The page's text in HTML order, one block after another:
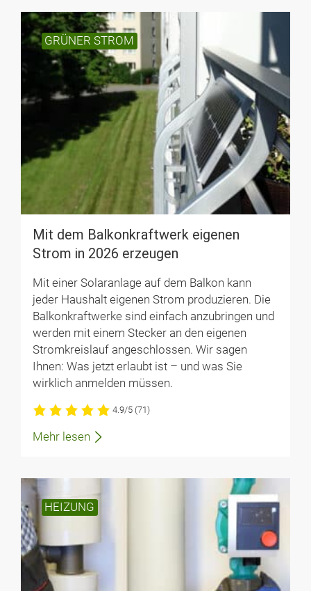
GRÜNER STROM
Mit dem Balkonkraftwerk eigenen
Strom in 2026 erzeugen
Mit einer Solaranlage auf dem Balkon kann
jeder Haushalt eigenen Strom produzieren. Die
Balkonkraftwerke sind einfach anzubringen und
werden mit einem Stecker an den eigenen
Stromkreislauf angeschlossen. Wir sagen
Ihnen: Was jetzt erlaubt ist – und was Sie
wirklich anmelden müssen.
4.9/5 (71)
Mehr lesen
HEIZUNG